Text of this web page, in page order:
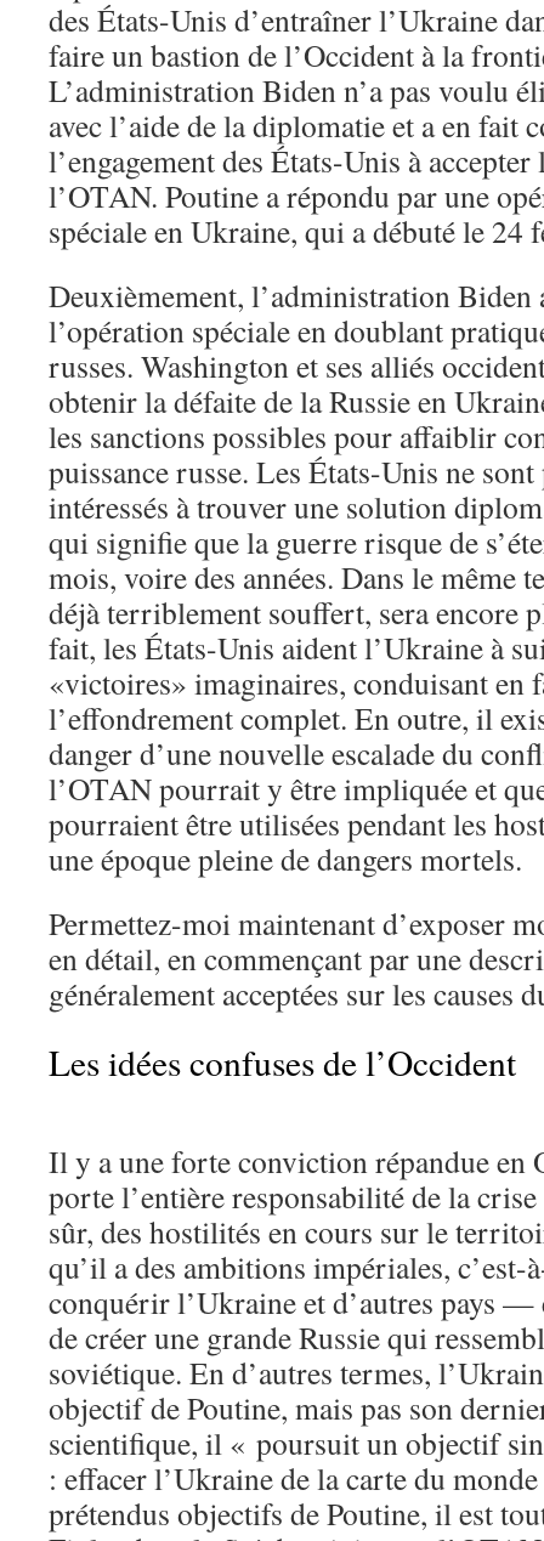
des États-Unis d’entraîner l’Ukraine
faire un bastion de l’Occident à la
L’administration Biden n’a pas voulu
avec l’aide de la diplomatie et a en fait
l’engagement des États-Unis à
l’OTAN. Poutine a répondu par une
spéciale en Ukraine, qui a débuté le 24
Deuxièmement, l’administration Biden
l’opération spéciale en doublant
russes. Washington et ses alliés
obtenir la défaite de la Russie en
les sanctions possibles pour affaiblir
puissance russe. Les États-Unis ne
intéressés à trouver une solution
qui signifie que la guerre risque de
mois, voire des années. Dans le même
déjà terriblement souffert, sera encore
fait, les États-Unis aident l’Ukraine à
«victoires» imaginaires, conduisant en
l’effondrement complet. En outre, il
danger d’une nouvelle escalade du
l’OTAN pourrait y être impliquée et
pourraient être utilisées pendant les
une époque pleine de dangers mortels.
Permettez-moi maintenant d’exposer
en détail, en commençant par une
généralement acceptées sur les causes
Les idées confuses de l’Occident
Il y a une forte conviction répandue en
porte l’entière responsabilité de la
sûr, des hostilités en cours sur le
qu’il a des ambitions impériales, c’est-
conquérir l’Ukraine et d’autres pays —
de créer une grande Russie qui
soviétique. En d’autres termes,
objectif de Poutine, mais pas son
scientifique, il « poursuit un objectif
: effacer l’Ukraine de la carte du
prétendus objectifs de Poutine, il est